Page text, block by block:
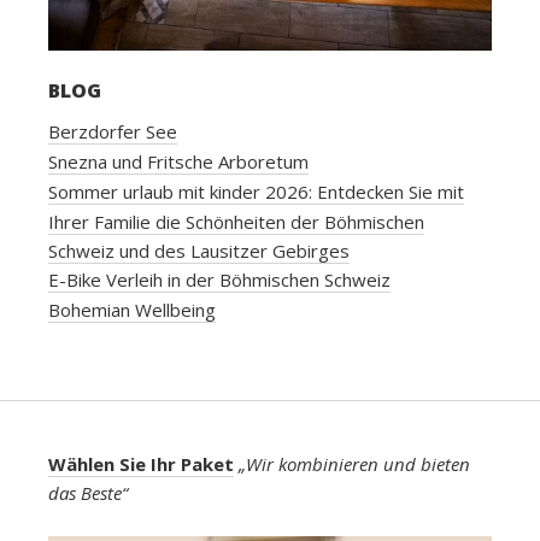
BLOG
Berzdorfer See
Snezna und Fritsche Arboretum
Sommer urlaub mit kinder 2026: Entdecken Sie mit
Ihrer Familie die Schönheiten der Böhmischen
Schweiz und des Lausitzer Gebirges
E-Bike Verleih in der Böhmischen Schweiz
Bohemian Wellbeing
Wählen Sie Ihr Paket „Wir kombinieren und bieten
das Beste“